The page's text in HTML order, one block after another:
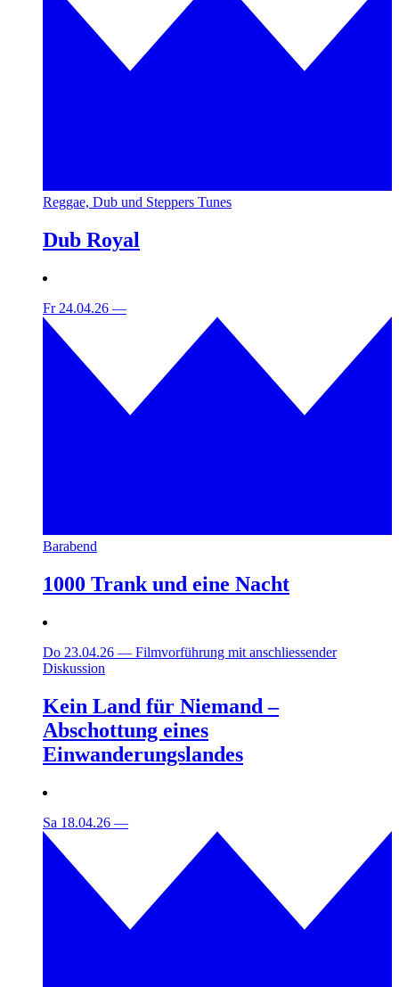
Reggae, Dub und Steppers Tunes
Dub Royal
Fr 24.04.26 —
Barabend
1000 Trank und eine Nacht
Do 23.04.26 — Filmvorführung mit anschliessender
Diskussion
Kein Land für Niemand –
Abschottung eines
Einwanderungslandes
Sa 18.04.26 —